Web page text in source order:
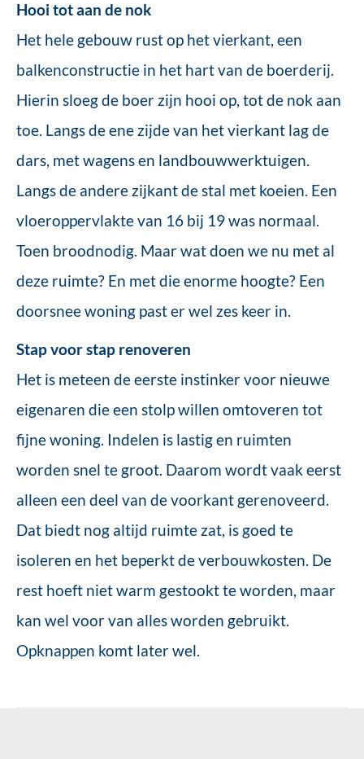
Hooi tot aan de nok
Het hele gebouw rust op het vierkant, een
balkenconstructie in het hart van de boerderij.
Hierin sloeg de boer zijn hooi op, tot de nok aan
toe. Langs de ene zijde van het vierkant lag de
dars, met wagens en landbouwwerktuigen.
Langs de andere zijkant de stal met koeien. Een
vloeroppervlakte van 16 bij 19 was normaal.
Toen broodnodig. Maar wat doen we nu met al
deze ruimte? En met die enorme hoogte? Een
doorsnee woning past er wel zes keer in.
Stap voor stap renoveren
Het is meteen de eerste instinker voor nieuwe
eigenaren die een stolp willen omtoveren tot
fijne woning. Indelen is lastig en ruimten
worden snel te groot. Daarom wordt vaak eerst
alleen een deel van de voorkant gerenoveerd.
Dat biedt nog altijd ruimte zat, is goed te
isoleren en het beperkt de verbouwkosten. De
rest hoeft niet warm gestookt te worden, maar
kan wel voor van alles worden gebruikt.
Opknappen komt later wel.